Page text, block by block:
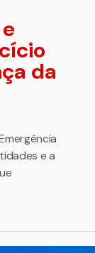
da
e a